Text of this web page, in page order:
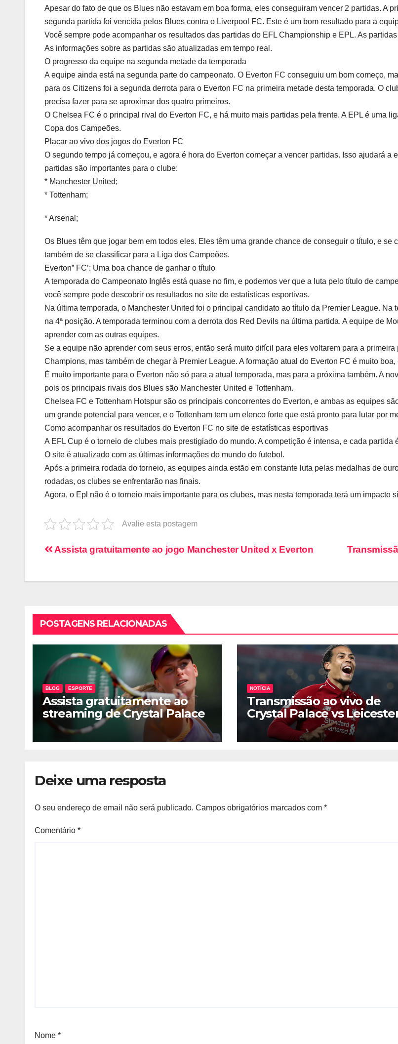
Apesar do fato de que os Blues não estavam em boa forma, eles conseguiram vencer 2 partidas. A
segunda partida foi vencida pelos Blues contra o Liverpool FC. Este é um bom resultado para a
Você sempre pode acompanhar os resultados das partidas do EFL Championship e EPL. As
As informações sobre as partidas são atualizadas em tempo real.
O progresso da equipe na segunda metade da temporada
A equipe ainda está na segunda parte do campeonato. O Everton FC conseguiu um bom começo,
para os Citizens foi a segunda derrota para o Everton FC na primeira metade desta temporada. O
precisa fazer para se aproximar dos quatro primeiros.
O Chelsea FC é o principal rival do Everton FC, e há muito mais partidas pela frente. A EPL é uma
Copa dos Campeões.
Placar ao vivo dos jogos do Everton FC
O segundo tempo já começou, e agora é hora do Everton começar a vencer partidas. Isso ajudará
partidas são importantes para o clube:
* Manchester United;
* Tottenham;
* Arsenal;
Os Blues têm que jogar bem em todos eles. Eles têm uma grande chance de conseguir o título, e
também de se classificar para a Liga dos Campeões.
Everton” FC’: Uma boa chance de ganhar o título
A temporada do Campeonato Inglês está quase no fim, e podemos ver que a luta pelo título de
você sempre pode descobrir os resultados no site de estatísticas esportivas.
Na última temporada, o Manchester United foi o principal candidato ao título da Premier League.
na 4ª posição. A temporada terminou com a derrota dos Red Devils na última partida. A equipe de
aprender com as outras equipes.
Se a equipe não aprender com seus erros, então será muito difícil para eles voltarem para a
Champions, mas também de chegar à Premier League. A formação atual do Everton FC é muito
É muito importante para o Everton não só para a atual temporada, mas para a próxima também. A
pois os principais rivais dos Blues são Manchester United e Tottenham.
Chelsea FC e Tottenham Hotspur são os principais concorrentes do Everton, e ambas as equipes
um grande potencial para vencer, e o Tottenham tem um elenco forte que está pronto para lutar por
Como acompanhar os resultados do Everton FC no site de estatísticas esportivas
A EFL Cup é o torneio de clubes mais prestigiado do mundo. A competição é intensa, e cada
O site é atualizado com as últimas informações do mundo do futebol.
Após a primeira rodada do torneio, as equipes ainda estão em constante luta pelas medalhas de
rodadas, os clubes se enfrentarão nas finais.
Agora, o Epl não é o torneio mais importante para os clubes, mas nesta temporada terá um impacto
Avalie esta postagem
Navegação
Assista gratuitamente ao jogo Manchester United x Everton
POSTAGENS RELACIONADAS
BLOG ESPORTE
Assista gratuitamente ao
streaming de Crystal Palace
vs Leicester City
NOTÍCIA
Transmissão ao vivo de
Crystal Palace vs
City.
Deixe uma resposta
O seu endereço de email não será publicado. Campos obrigatórios marcados com *
Comentário *
Nome *